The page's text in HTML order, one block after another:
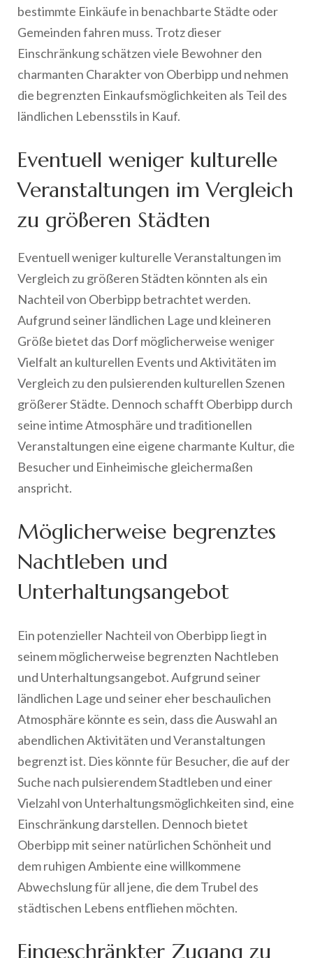
bestimmte Einkäufe in benachbarte Städte oder
Gemeinden fahren muss. Trotz dieser
Einschränkung schätzen viele Bewohner den
charmanten Charakter von Oberbipp und nehmen
die begrenzten Einkaufsmöglichkeiten als Teil des
ländlichen Lebensstils in Kauf.
Eventuell weniger kulturelle
Veranstaltungen im Vergleich
zu größeren Städten
Eventuell weniger kulturelle Veranstaltungen im
Vergleich zu größeren Städten könnten als ein
Nachteil von Oberbipp betrachtet werden.
Aufgrund seiner ländlichen Lage und kleineren
Größe bietet das Dorf möglicherweise weniger
Vielfalt an kulturellen Events und Aktivitäten im
Vergleich zu den pulsierenden kulturellen Szenen
größerer Städte. Dennoch schafft Oberbipp durch
seine intime Atmosphäre und traditionellen
Veranstaltungen eine eigene charmante Kultur, die
Besucher und Einheimische gleichermaßen
anspricht.
Möglicherweise begrenztes
Nachtleben und
Unterhaltungsangebot
Ein potenzieller Nachteil von Oberbipp liegt in
seinem möglicherweise begrenzten Nachtleben
und Unterhaltungsangebot. Aufgrund seiner
ländlichen Lage und seiner eher beschaulichen
Atmosphäre könnte es sein, dass die Auswahl an
abendlichen Aktivitäten und Veranstaltungen
begrenzt ist. Dies könnte für Besucher, die auf der
Suche nach pulsierendem Stadtleben und einer
Vielzahl von Unterhaltungsmöglichkeiten sind, eine
Einschränkung darstellen. Dennoch bietet
Oberbipp mit seiner natürlichen Schönheit und
dem ruhigen Ambiente eine willkommene
Abwechslung für all jene, die dem Trubel des
städtischen Lebens entfliehen möchten.
Eingeschränkter Zugang zu